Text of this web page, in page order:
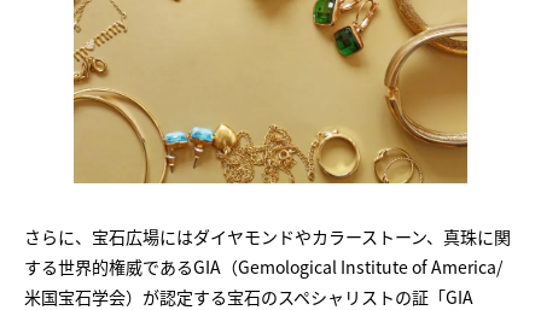
さらに、宝石広場にはダイヤモンドやカラーストーン、真珠に関
する世界的権威であるGIA（Gemological Institute of America/
米国宝石学会）が認定する宝石のスペシャリストの証「GIA